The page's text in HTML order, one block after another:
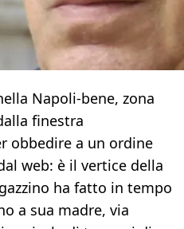
Napoli-bene, zona
finestra
obbedire a un ordine
web: è il vertice della
ha fatto in tempo
a sua madre, via